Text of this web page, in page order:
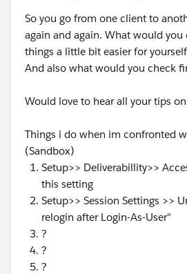
So you go from one client to
again and again. What would
things a little bit easier for
And also what would you check
Would love to hear all your tips
Things i do when im confronted
(Sandbox)
Setup>> Deliverabillity>>
this setting
Setup>> Session Settings >>
relogin after Login-As-User"
?
?
?